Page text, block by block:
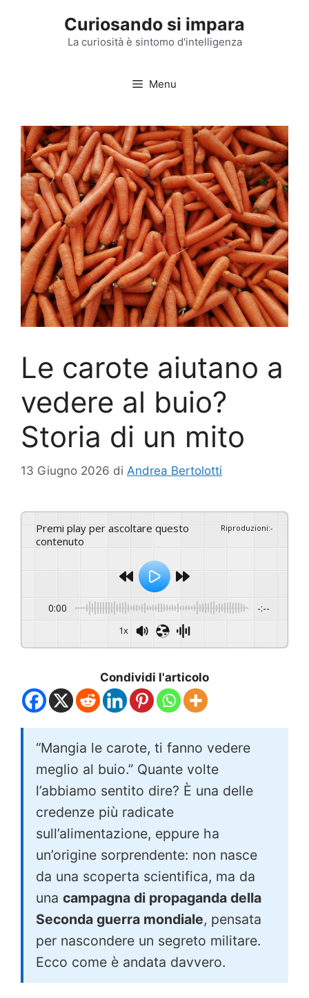
Curiosando si impara
La curiosità è sintomo d'intelligenza
Menu
Le carote aiutano a
vedere al buio?
Storia di un mito
13 Giugno 2026 di Andrea Bertolotti
Premi play per ascoltare questo
contenuto
Riproduzioni:-
0:00 -:--
1x
Condividi l'articolo
“Mangia le carote, ti fanno vedere
meglio al buio.” Quante volte
l’abbiamo sentito dire? È una delle
credenze più radicate
sull’alimentazione, eppure ha
un’origine sorprendente: non nasce
da una scoperta scientifica, ma da
una campagna di propaganda della
Seconda guerra mondiale, pensata
per nascondere un segreto militare.
Ecco come è andata davvero.